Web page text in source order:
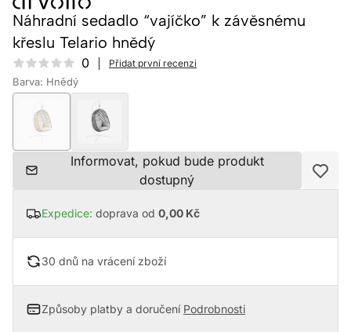
Náhradní sedadlo “vajíčko” k závěsnému
křeslu Telario hnědý
Reviews 0 Přidat první recenzi
Barva: Hnědý
Informovat, pokud bude produkt
dostupný
Expedice: doprava od 0,00 Kč
30 dnů na vrácení zboží
Způsoby platby a doručení Podrobnosti